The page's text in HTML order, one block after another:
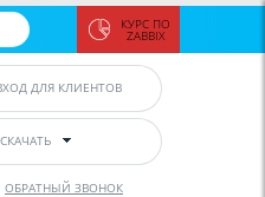
КУРС ПО
ZABBIX
ДЛЯ КЛИЕНТОВ
СКАЧАТЬ
ОБРАТНЫЙ ЗВОНОК